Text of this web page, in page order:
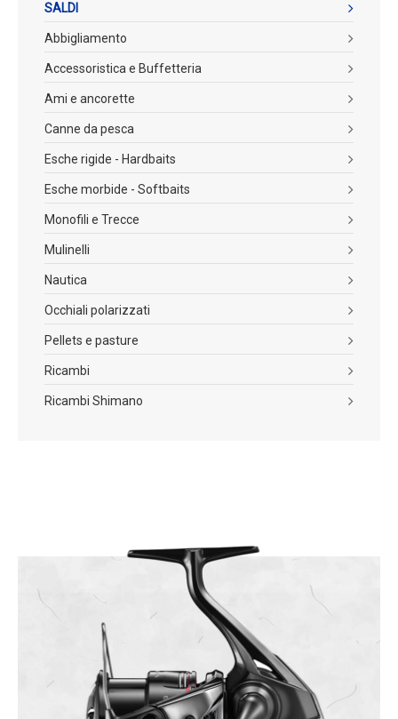
SALDI
Abbigliamento
Accessoristica e Buffetteria
Ami e ancorette
Canne da pesca
Esche rigide - Hardbaits
Esche morbide - Softbaits
Monofili e Trecce
Mulinelli
Nautica
Occhiali polarizzati
Pellets e pasture
Ricambi
Ricambi Shimano